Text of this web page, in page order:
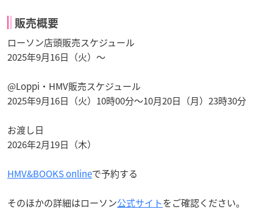
販売概要
ローソン店頭販売スケジュール
2025年9月16日（火）〜
@Loppi・HMV販売スケジュール
2025年9月16日（火）10時00分〜10月20日（月）23時30分
お渡し日
2026年2月19日（木）
HMV&BOOKS onlineで予約する
そのほかの詳細はローソン公式サイトをご確認ください。